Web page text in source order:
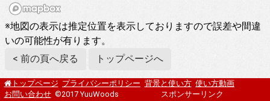
※地図の表示は推定位置を表示しておりますので誤差や間違
いの可能性が有ります。
< 前の頁へ戻る
トップページへ
トップページ プライバシーポリシー 背景と使い方 使い方動画
お問い合わせ ©2017 YuuWoods スポンサーリンク